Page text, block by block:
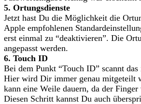
5. Ortungsdienste
Jetzt hast Du die Möglichkeit die
Apple empfohlenen
erst einmal zu “deaktivieren”. Die
angepasst werden.
6. Touch ID
Bei dem Punkt “Touch ID” scannt
Hier wird Dir immer genau mitgeteilt
kann eine Weile dauern, da der
Diesen Schritt kannst Du auch